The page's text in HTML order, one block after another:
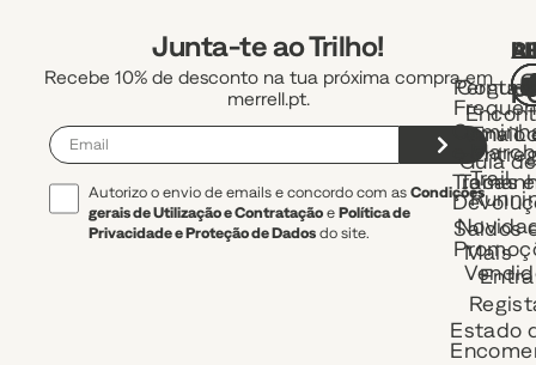
Junta-te ao Trilho!
Recebe 10% de desconto na tua próxima compra em
merrell.pt.
Autorizo o envio de emails e concordo com asCondições
gerais de Utilização e Contratação ePolítica de
Privacidade e Proteção de Dados do site.
Envio
Trocas e
Saldos
Estado
uma
Guia de
e
Trail
Mais